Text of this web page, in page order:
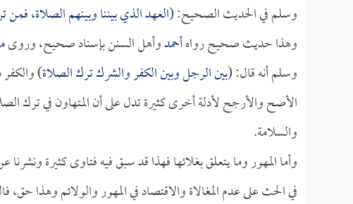
وسلم في الحديث الصحيح: (العهد الذي بيننا وبينهم الصلاة، فمن
وهذا حديث صحيح رواهأحمدوأهل السنن بإسناد صحيح، وروى
وسلم أنه قال: (بين الرجل وبين الكفر والشرك ترك الصلاة)
الأصح والأرجح لأدلة أخرى كثيرة تدل على أن المتهاون في ترك
والسلامة.
وأما المهور وما يتعلق بغلائها فهذا قد سبق فيه فتاوى كثيرة
في الحث على عدم المغالاة والاقتصاد في المهور والولائم وهذا